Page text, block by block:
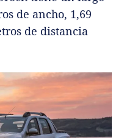
de ancho, 1,69
de distancia